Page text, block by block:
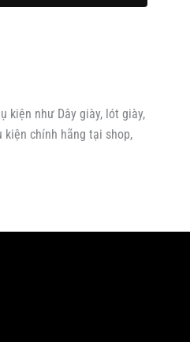
kiện như Dây giày, lót giày,
kiện chính hãng tại shop,